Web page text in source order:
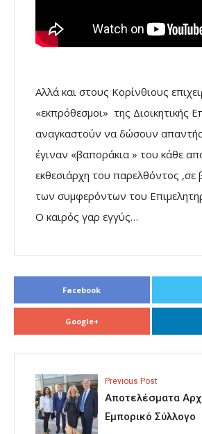
Αλλά και στους Κορίνθιους
«εκπρόθεσμοι» της Διοικητικής
αναγκαστούν να δώσουν
έγιναν «βαποράκια » του κάθε
εκθεσιάρχη του παρελθόντος ,σε
των συμφερόντων του
Ο καιρός γαρ εγγύς…
Facebook
Google+
Previous Post
Αποτελέσματα
Εμπορικό